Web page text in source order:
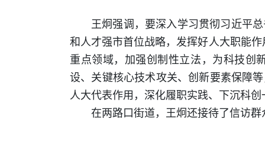
王炯强调，要深入学习贯彻习近平
和人才强市首位战略，发挥好人大职能
重点领域，加强创制性立法，为科技创
设、关键核心技术攻关、创新要素保障
人大代表作用，深化履职实践、下沉科
在两路口街道，王炯还接待了信访群